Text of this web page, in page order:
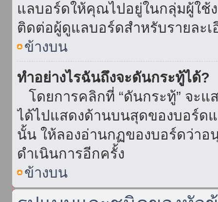
แลบอร์ดให้คุณไปอยู่ในกลุ่มผู้ใช้
ติดต่อผู้ดูแลบอร์ดสำหรับรายละเ
ข้างบน
ทำอย่างไรฉันถึงจะดันกระทู้ได้?
โดยการคลิกที่ “ดันกระทู้” จะ
ได้ไปแสดงด้านบนสุดของบอร์ด
นั้น ให้ลองอ่านกฏของบอร์ดว่า
ดำเนินการอีกครั้ง
ข้างบน